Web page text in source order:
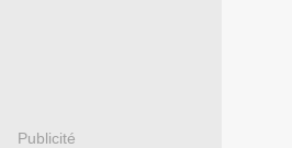
Publicité